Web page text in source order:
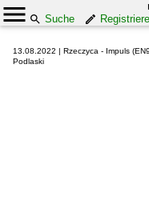
Suche
13.08.2022 | Rzeczyca - Impuls
Podlaski